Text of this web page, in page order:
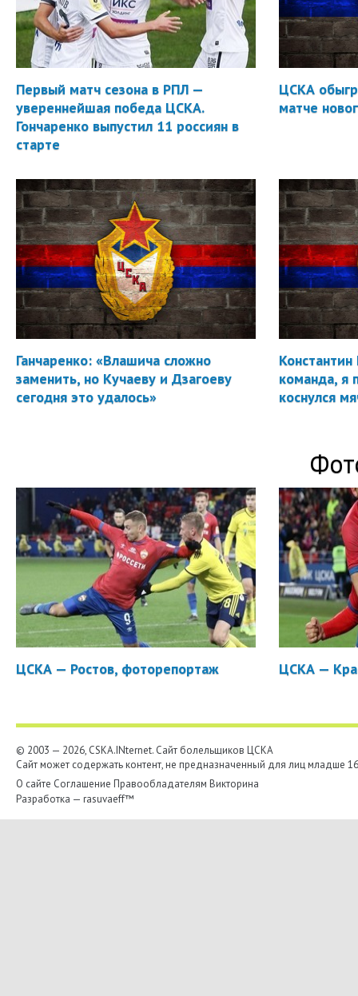
Первый матч сезона в РПЛ —
увереннейшая победа ЦСКА.
Гончаренко выпустил 11 россиян в
старте
ЦСКА
матче
Ганчаренко: «Влашича сложно
заменить, но Кучаеву и Дзагоеву
сегодня это удалось»
Константин
команда, я
коснулся
ЦСКА — Ростов, фоторепортаж ЦСКА —
© 2003 — 2026, CSKA.INternet. Cайт болельщиков ЦСКА
Сайт может содержать контент, не предназначенный для лиц младше
О сайте Соглашение Правообладателям Викторина
Разработка — rasuvaeff™